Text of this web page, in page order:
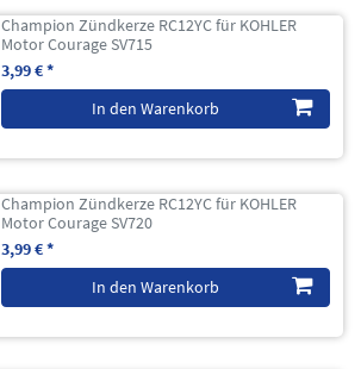
Champion Zündkerze RC12YC für KOHLER
Motor Courage SV715
3,99 € *
In den Warenkorb
Champion Zündkerze RC12YC für KOHLER
Motor Courage SV720
3,99 € *
In den Warenkorb